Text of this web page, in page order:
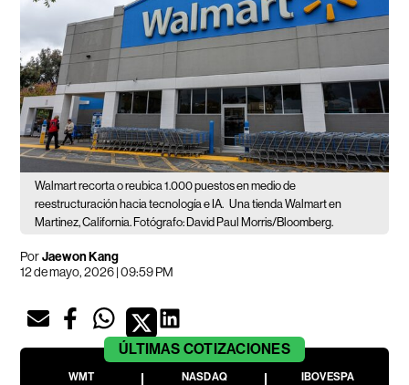
Walmart recorta o reubica 1.000 puestos en medio de
reestructuración hacia tecnología e IA. Una tienda Walmart en
Martinez, California. Fotógrafo: David Paul Morris/Bloomberg.
PorJaewon Kang
12 de mayo, 2026 | 09:59 PM
ÚLTIMAS COTIZACIONES
WMT
NASDAQ
IBOVESPA